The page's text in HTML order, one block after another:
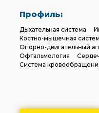
Профиль:
Дыхательная система
Костно-мышечная
Опорно-двигательный
Офтальмология
Система